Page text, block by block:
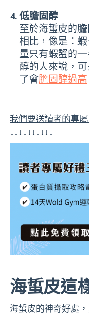
低膽固醇
至於海蜇皮的
相比，像是：
量只有蝦蟹的
醇的人來說，
了會膽固醇過高
我們要送讀者的專
↓↓↓↓↓↓↓↓↓↓
海蜇皮這
海蜇皮的神奇好處